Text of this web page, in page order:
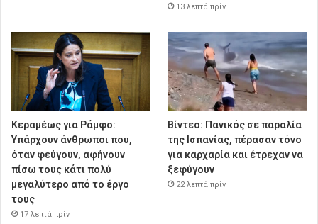
13 λεπτά πρίν
Κεραμέως για Ράμφο:
Υπάρχουν άνθρωποι που,
όταν φεύγουν, αφήνουν
πίσω τους κάτι πολύ
μεγαλύτερο από το έργο
τους
17 λεπτά πρίν
Βίντεο: Πανικός σε παραλία
της Ισπανίας, πέρασαν τόνο
για καρχαρία και έτρεχαν να
ξεφύγουν
22 λεπτά πρίν